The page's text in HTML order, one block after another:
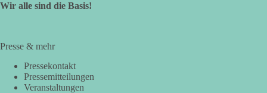
Wir alle sind die Basis!
Presse & mehr
Pressekontakt
Pressemitteilungen
Veranstaltungen